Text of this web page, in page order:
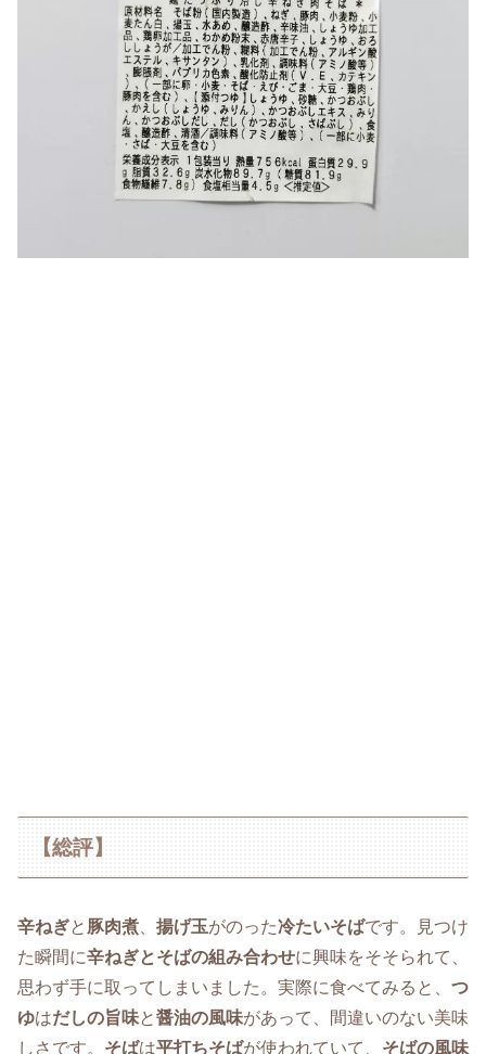
【総評】
辛ねぎと 豚肉煮 揚げ玉がのった冷たいそばです。見つけ
た瞬間に辛ねぎとそばの組み合わせに興味をそそられて、
思わず手に取ってしまいました。実際に食べてみると、 つ
ゆはだしの旨味と醤油の風味があって、間違いのない美味
しさです。 そばは平打ちそばが使われていて、 そばの風味